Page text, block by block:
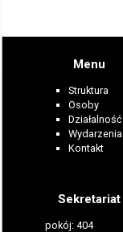
Menu
Struktura
Osoby
Działalność
Wydarzenia
Kontakt
Sekretariat
pokój: 404